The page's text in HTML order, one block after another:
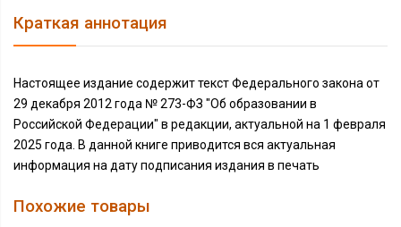
Краткая аннотация
Настоящее издание содержит текст Федерального закона от
29 декабря 2012 года № 273-ФЗ "Об образовании в
Российской Федерации" в редакции, актуальной на 1 февраля
2025 года. В данной книге приводится вся актуальная
информация на дату подписания издания в печать
Похожие товары